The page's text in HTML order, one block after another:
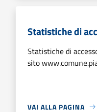
Statistiche di
Statistiche di
sito
VAI ALLA PAGINA